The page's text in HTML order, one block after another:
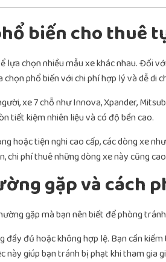
biến cho thuê
lựa chọn nhiều mẫu xe khác nhau. Đối
phổ biến với chi phí hợp lý và dễ di
xe 7 chỗ như Innova, Xpander,
tiết kiệm nhiên liệu và có độ bền cao.
hoặc tiện nghi cao cấp, các dòng xe
chi phí thuê những dòng xe này cũng
gặp và cách
gặp mà bạn nên biết để phòng
đủ hoặc không hợp lệ. Bạn cần
này giúp bạn tránh bị phạt khi tham gia